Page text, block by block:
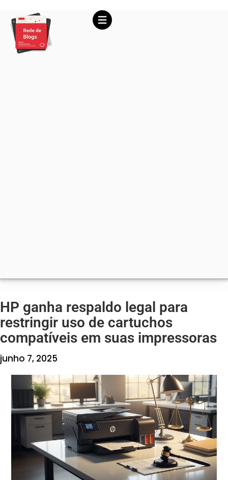
HP ganha respaldo legal para
restringir uso de cartuchos
compatíveis em suas impressoras
junho 7, 2025